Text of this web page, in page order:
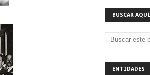
BUSCAR AQUÍ
ENTIDADES